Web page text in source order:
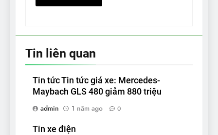
Tin liên quan
Tin tức Tin tức giá xe: Mercedes-
Maybach GLS 480 giảm 880 triệu
admin
1 năm ago 0
Tin xe điện